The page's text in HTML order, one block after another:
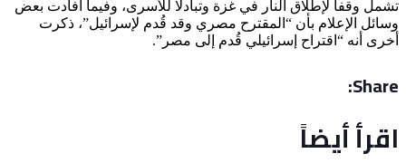
تشمل وقفا لإطلاق النار في غزة وتبادلا للأسرى، وفيما أفادت بعض
وسائل الإعلام بأن “المقترح مصري وقد قُدم لإسرائيل”، ذكرت
أخرى أنه “اقتراح إسرائيلي قُدم إلى مصر”.
Share:
اقرأ أيضاً